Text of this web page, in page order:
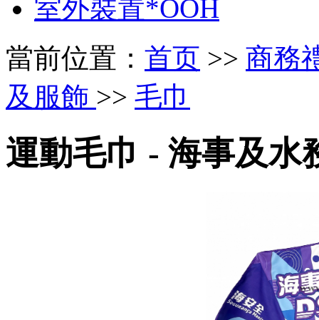
室外裝置*OOH
當前位置： 首页 >> 商務
及服飾 >> 毛巾
運動毛巾 - 海事及水